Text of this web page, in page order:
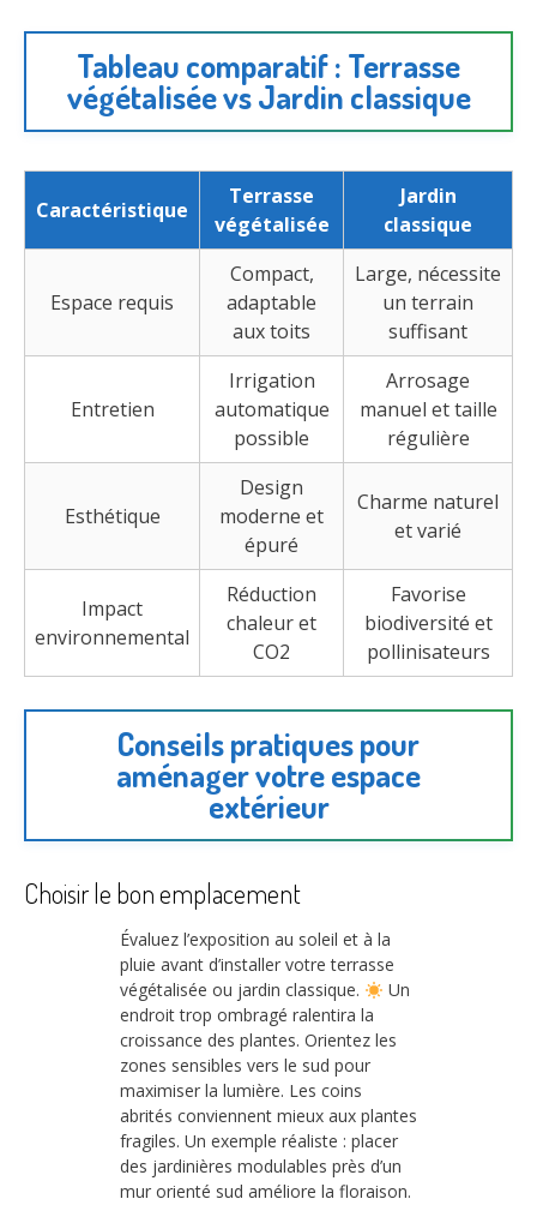
Tableau comparatif : Terrasse
végétalisée vs Jardin classique
Caractéristique
Terrasse
végétalisée
Jardin
classique
Espace requis
Compact,
adaptable
aux toits
Large, nécessite
un terrain
suffisant
Entretien
Irrigation
automatique
possible
Arrosage
manuel et taille
régulière
Esthétique
Design
moderne et
épuré
Charme naturel
et varié
Impact
environnemental
Réduction
chaleur et
CO2
Favorise
biodiversité et
pollinisateurs
Conseils pratiques pour
aménager votre espace
extérieur
Choisir le bon emplacement
Évaluez l’exposition au soleil et à la
pluie avant d’installer votre terrasse
végétalisée ou jardin classique.
Un
endroit trop ombragé ralentira la
croissance des plantes. Orientez les
zones sensibles vers le sud pour
maximiser la lumière. Les coins
abrités conviennent mieux aux plantes
fragiles. Un exemple réaliste : placer
des jardinières modulables près d’un
mur orienté sud améliore la floraison.